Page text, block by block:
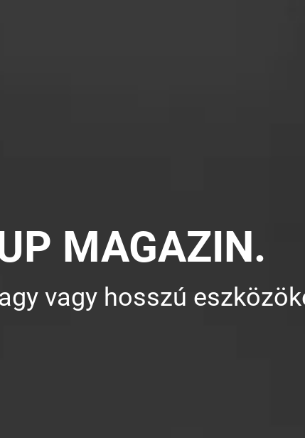
MAGAZIN.
vagy hosszú